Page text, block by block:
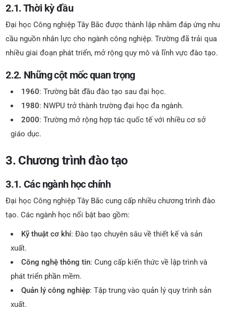
2.1. Thời kỳ đầu
Đại học Công nghiệp Tây Bắc được thành lập nhằm đáp ứng nhu
cầu nguồn nhân lực cho ngành công nghiệp. Trường đã trải qua
nhiều giai đoạn phát triển, mở rộng quy mô và lĩnh vực đào tạo.
2.2. Những cột mốc quan trọng
1960: Trường bắt đầu đào tạo sau đại học.
1980: NWPU trở thành trường đại học đa ngành.
2000: Trường mở rộng hợp tác quốc tế với nhiều cơ sở
giáo dục.
3. Chương trình đào tạo
3.1. Các ngành học chính
Đại học Công nghiệp Tây Bắc cung cấp nhiều chương trình đào
tạo. Các ngành học nổi bật bao gồm:
Kỹ thuật cơ khí: Đào tạo chuyên sâu về thiết kế và sản
xuất.
Công nghệ thông tin: Cung cấp kiến thức về lập trình và
phát triển phần mềm.
Quản lý công nghiệp: Tập trung vào quản lý quy trình sản
xuất.